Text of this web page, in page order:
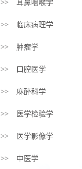
>> 耳鼻咽喉学
>> 临床病理学
>> 肿瘤学
>> 口腔医学
>> 麻醉科学
>> 医学检验学
>> 医学影像学
>> 中医学